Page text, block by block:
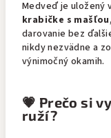
Medveď je uložený
krabičke s mašľou
darovanie bez
nikdy nezvädne a
výnimočný okamih.
💗 Prečo si
ruží?